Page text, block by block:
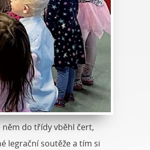
do třídy vběhl čert,
legrační soutěže a tím si